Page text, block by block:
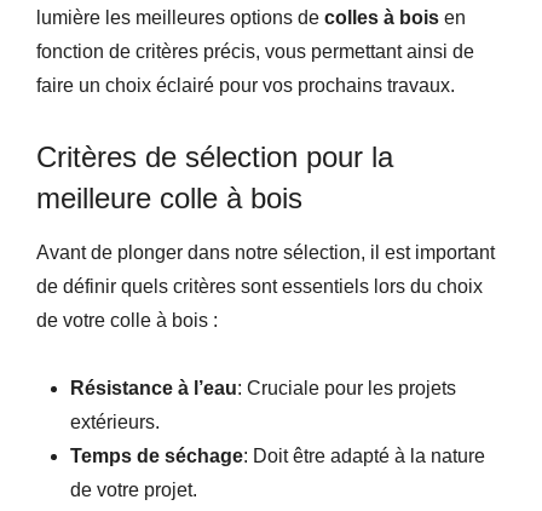
lumière les meilleures options de colles à bois en
fonction de critères précis, vous permettant ainsi de
faire un choix éclairé pour vos prochains travaux.
Critères de sélection pour la
meilleure colle à bois
Avant de plonger dans notre sélection, il est important
de définir quels critères sont essentiels lors du choix
de votre colle à bois :
Résistance à l’eau: Cruciale pour les projets
extérieurs.
Temps de séchage: Doit être adapté à la nature
de votre projet.